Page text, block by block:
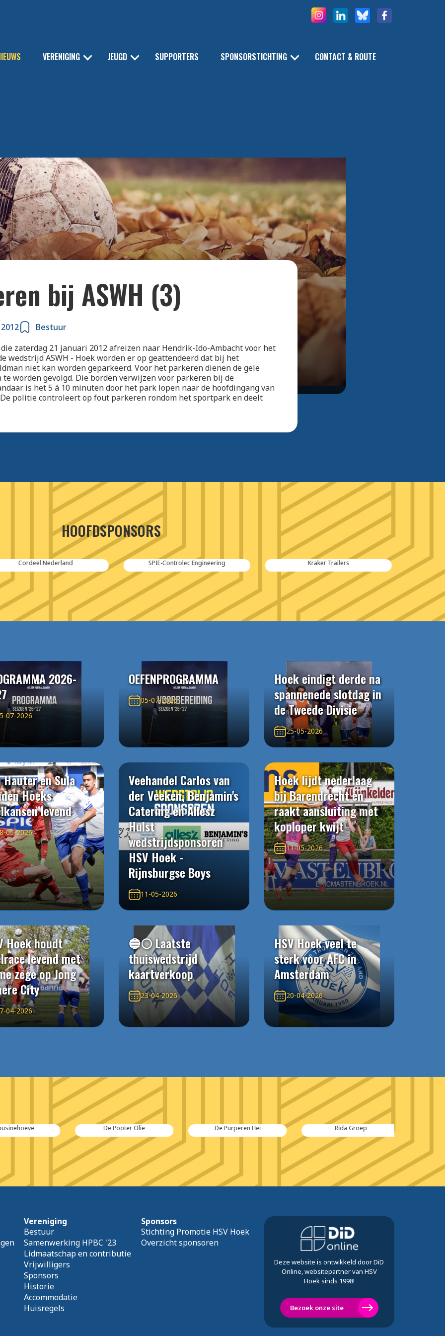
VERENIGING JEUGD SUPPORTERS SPONSORSTICHTING CONTACT & ROUTE
Bekijk alle foto's
bij ASWH (3)
Bestuur
zaterdag 21 januari 2012 afreizen naar Hendrik-Ido-Ambacht voor het
wedstrijd ASWH - Hoek worden er op geattendeerd dat bij het
niet kan worden geparkeerd. Voor het parkeren dienen de gele
worden gevolgd. Die borden verwijzen voor parkeren bij de
is het 5 á 10 minuten door het park lopen naar de hoofdingang van
politie controleert op fout parkeren rondom het sportpark en deelt
HOOFDSPONSORS
Cordeel Nederland SPIE-Controlec Engineering Kraker Trailers
2026-
07-2026
OEFENPROGRAMMA
05-07-2026
Hoek eindigt derde na
spannenede slotdag in
de Tweede Divisie
25-05-2026
Hauter en Sula
Hoeks
levend
05-2026
Veehandel Carlos van
der Veeken, Benjamin's
Catering en Allesz
Hulst
wedstrijdsponsoren
HSV Hoek -
Rijnsburgse Boys
11-05-2026
Hoek lijdt nederlaag
bij Barendrecht en
raakt aansluiting met
koploper kwijt
11-05-2026
Hoek houdt
levend met
zege op Jong
City
04-2026
🔵⚪️ Laatste
thuiswedstrijd
kaartverkoop
23-04-2026
HSV Hoek veel te
sterk voor AFC in
Amsterdam
20-04-2026
De Pooter Olie De Purperen Hei Rida Groep
Vereniging
Bestuur
Samenwerking HPBC '23
Lidmaatschap en contributie
Vrijwilligers
Sponsors
Historie
Accommodatie
Huisregels
Sponsors
Stichting Promotie HSV Hoek
Overzicht sponsoren
Deze website is ontwikkeld door DiD
Online, websitepartner van HSV
Hoek sinds 1998!
Bezoek onze site